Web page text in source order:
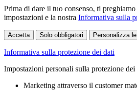
Prima di dare il tuo consenso, ti
impostazioni e la nostra Informativa sulla
Accetta Solo obbligatori Personalizza
Informativa sulla protezione dei dati
Impostazioni personali sulla protezione dei
Marketing attraverso il customer